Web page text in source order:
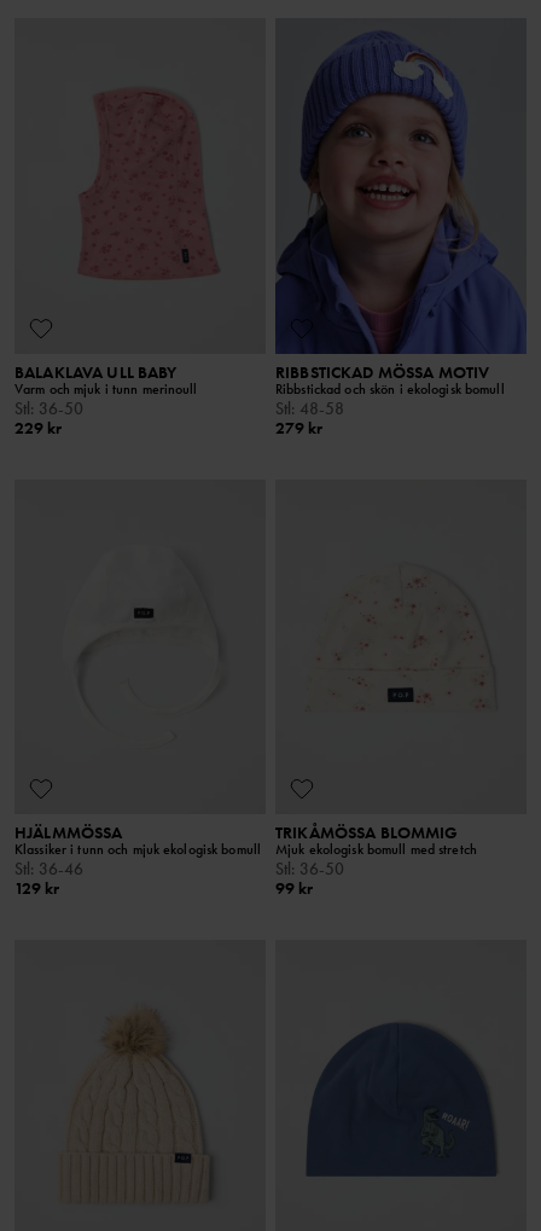
BALAKLAVA ULL BABY
Varm och mjuk i tunn merinoull
Stl: 36-50
229 kr
RIBBSTICKAD MÖSSA MOTIV
Ribbstickad och skön i ekologisk bomull
Stl: 48-58
279 kr
HJÄLMMÖSSA
Klassiker i tunn och mjuk ekologisk bomull
Stl: 36-46
129 kr
TRIKÅMÖSSA BLOMMIG
Mjuk ekologisk bomull med stretch
Stl: 36-50
99 kr